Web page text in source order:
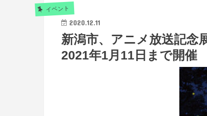
イベント
2020.12.11
新潟市、アニメ放送記念
2021年1月11日まで開催